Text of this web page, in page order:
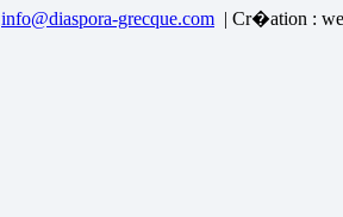
info@diaspora-grecque.com | Cr�ation :